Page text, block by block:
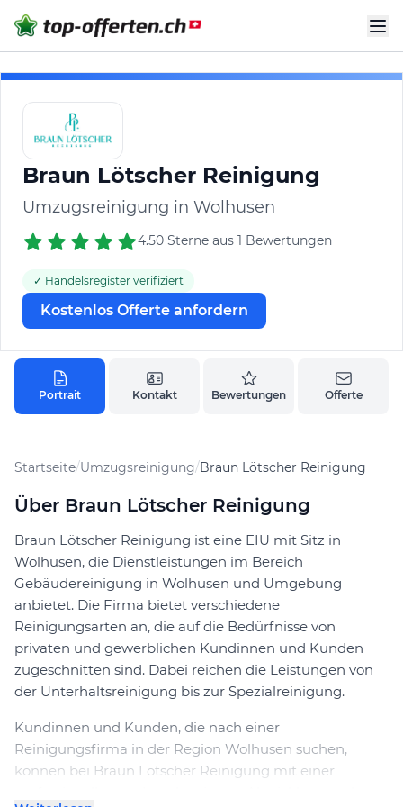
Braun Lötscher Reinigung
Umzugsreinigung in Wolhusen
4.50 Sterne aus 1 Bewertungen
✓ Handelsregister verifiziert
Kostenlos Offerte anfordern
Portrait Kontakt Bewertungen Offerte
Startseite/Umzugsreinigung/Braun Lötscher Reinigung
Über Braun Lötscher Reinigung
Braun Lötscher Reinigung ist eine EIU mit Sitz in
Wolhusen, die Dienstleistungen im Bereich
Gebäudereinigung in Wolhusen und Umgebung
anbietet. Die Firma bietet verschiedene
Reinigungsarten an, die auf die Bedürfnisse von
privaten und gewerblichen Kundinnen und Kunden
zugeschnitten sind. Dabei reichen die Leistungen von
der Unterhaltsreinigung bis zur Spezialreinigung.
Kundinnen und Kunden, die nach einer
Reinigungsfirma in der Region Wolhusen suchen,
können bei Braun Lötscher Reinigung mit einer